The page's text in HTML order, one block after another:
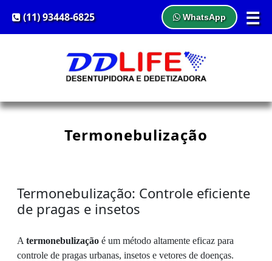
☰
(11) 93448-6825 WhatsApp
Termonebulização
Termonebulização: Controle eficiente
de pragas e insetos
A termonebulização é um método altamente eficaz para
controle de pragas urbanas, insetos e vetores de doenças.